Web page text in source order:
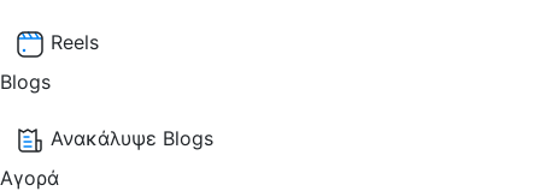
Reels
Blogs
Ανακάλυψε Blogs
Αγορά